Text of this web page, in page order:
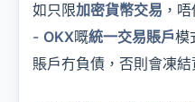
如只限加密貨幣交易 ，
- OKX嘅統一交易賬戶模
賬戶冇負債，否則會凍結